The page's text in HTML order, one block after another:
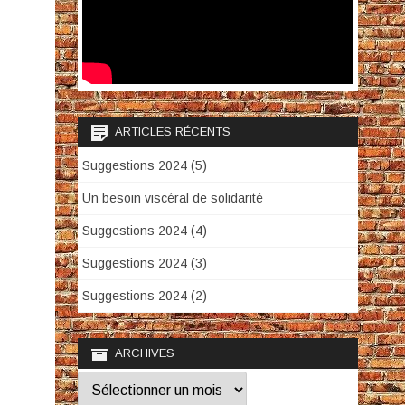
ARTICLES RÉCENTS
Suggestions 2024 (5)
Un besoin viscéral de solidarité
Suggestions 2024 (4)
Suggestions 2024 (3)
Suggestions 2024 (2)
ARCHIVES
Archives